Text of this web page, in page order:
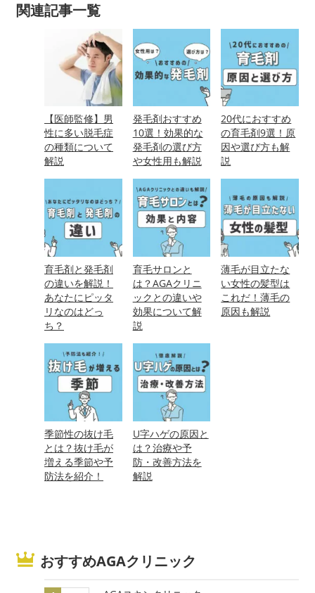
関連記事一覧
【医師監修】男
性に多い脱毛症
の種類について
解説
発毛剤おすすめ
10選！効果的な
発毛剤の選び方
や女性用も解説
20代におすすめ
の育毛剤9選！原
因や選び方も解
説
育毛剤と発毛剤
の違いを解説！
あなたにピッタ
リなのはどっ
ち？
育毛サロンと
は？AGAクリニ
ックとの違いや
効果について解
説
薄毛が目立たな
い女性の髪型は
これだ！薄毛の
原因も解説
季節性の抜け毛
とは？抜け毛が
増える季節や予
防法を紹介！
U字ハゲの原因と
は？治療や予
防・改善方法を
解説
おすすめAGAクリニック